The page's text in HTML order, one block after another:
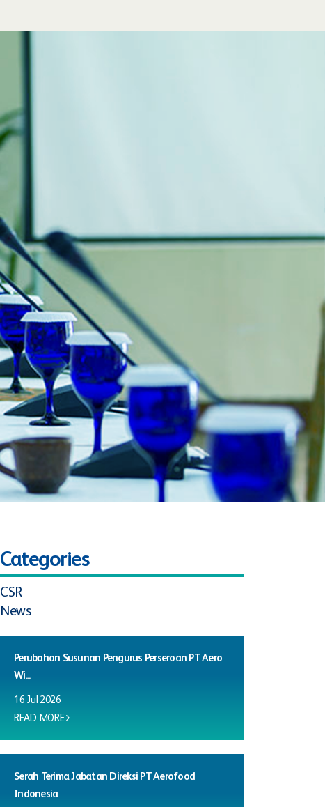
Categories
CSR
News
Perubahan Susunan Pengurus Perseroan PT Aero
Wi...
16 Jul 2026
READ MORE
Serah Terima Jabatan Direksi PT Aerofood
Indonesia